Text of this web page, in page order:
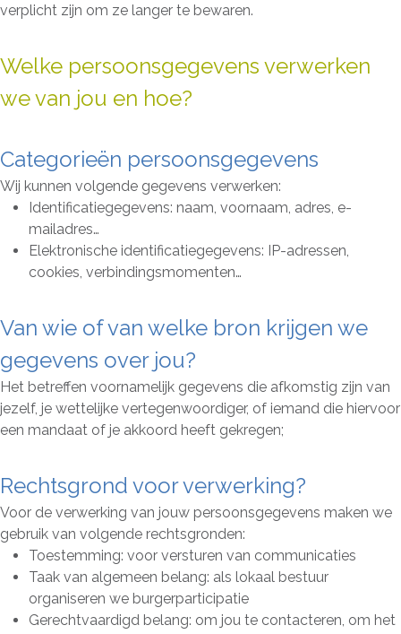
verplicht zijn om ze langer te bewaren.
Welke persoonsgegevens verwerken
we van jou en hoe?
Categorieën persoonsgegevens
Wij kunnen volgende gegevens verwerken:
Identificatiegegevens: naam, voornaam, adres, e-
mailadres…
Elektronische identificatiegegevens: IP-adressen,
cookies, verbindingsmomenten…
Van wie of van welke bron krijgen we
gegevens over jou?
Het betreffen voornamelijk gegevens die afkomstig zijn van
jezelf, je wettelijke vertegenwoordiger, of iemand die hiervoor
een mandaat of je akkoord heeft gekregen;
Rechtsgrond voor verwerking?
Voor de verwerking van jouw persoonsgegevens maken we
gebruik van volgende rechtsgronden:
Toestemming: voor versturen van communicaties
Taak van algemeen belang: als lokaal bestuur
organiseren we burgerparticipatie
Gerechtvaardigd belang: om jou te contacteren, om het